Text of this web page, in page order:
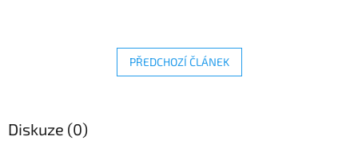
PŘEDCHOZÍ ČLÁNEK
Diskuze (0)